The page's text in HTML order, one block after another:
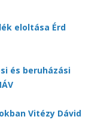
eloltása Érd
és beruházási
Vitézy Dávid